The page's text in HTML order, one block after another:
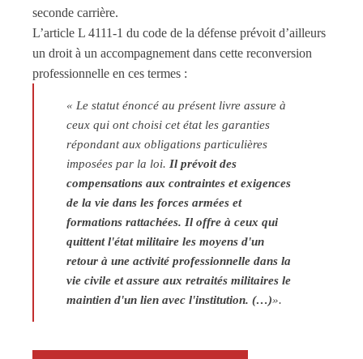
seconde carrière.
L’article L 4111-1 du code de la défense prévoit d’ailleurs
un droit à un accompagnement dans cette reconversion
professionnelle en ces termes :
« Le statut énoncé au présent livre assure à
ceux qui ont choisi cet état les garanties
répondant aux obligations particulières
imposées par la loi. Il prévoit des
compensations aux contraintes et exigences
de la vie dans les forces armées et
formations rattachées. Il offre à ceux qui
quittent l'état militaire les moyens d'un
retour à une activité professionnelle dans la
vie civile et assure aux retraités militaires le
maintien d'un lien avec l'institution. (…)».